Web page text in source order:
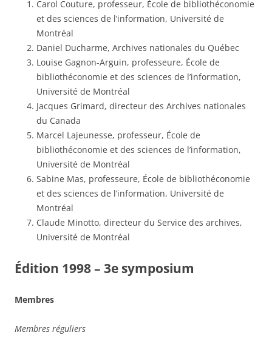
Carol Couture, professeur, École de bibliothéconomie
et des sciences de l’information, Université de
Montréal
Daniel Ducharme, Archives nationales du Québec
Louise Gagnon-Arguin, professeure, École de
bibliothéconomie et des sciences de l’information,
Université de Montréal
Jacques Grimard, directeur des Archives nationales
du Canada
Marcel Lajeunesse, professeur, École de
bibliothéconomie et des sciences de l’information,
Université de Montréal
Sabine Mas, professeure, École de bibliothéconomie
et des sciences de l’information, Université de
Montréal
Claude Minotto, directeur du Service des archives,
Université de Montréal
Édition 1998 – 3e symposium
Membres
Membres réguliers